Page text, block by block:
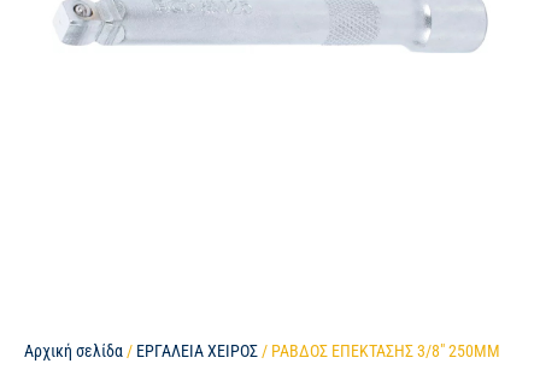
Αρχική σελίδα / ΕΡΓΑΛΕΙΑ ΧΕΙΡΟΣ / ΡΑΒΔΟΣ ΕΠΕΚΤΑΣΗΣ 3/8″ 250MM